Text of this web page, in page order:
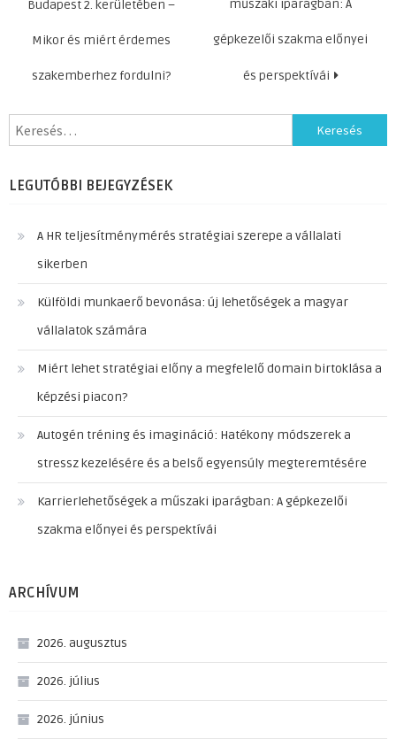
Budapest 2. kerületében –
Mikor és miért érdemes
szakemberhez fordulni?
műszaki iparágban: A
gépkezelői szakma előnyei
és perspektívái
Keresés:
LEGUTÓBBI BEJEGYZÉSEK
A HR teljesítménymérés stratégiai szerepe a vállalati
sikerben
Külföldi munkaerő bevonása: új lehetőségek a magyar
vállalatok számára
Miért lehet stratégiai előny a megfelelő domain birtoklása a
képzési piacon?
Autogén tréning és imagináció: Hatékony módszerek a
stressz kezelésére és a belső egyensúly megteremtésére
Karrierlehetőségek a műszaki iparágban: A gépkezelői
szakma előnyei és perspektívái
ARCHÍVUM
2026. augusztus
2026. július
2026. június